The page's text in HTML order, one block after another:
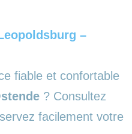
–
fiable et confortable
? Consultez
facilement votre